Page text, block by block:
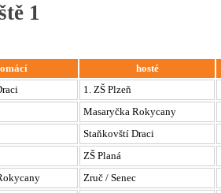
1
hosté
1. ZŠ Plzeň
Masaryčka Rokycany
Staňkovští Draci
ZŠ Planá
Zruč / Senec